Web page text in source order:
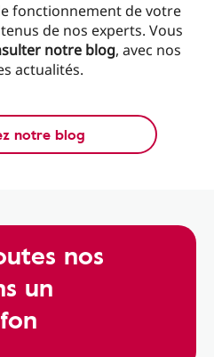
fonctionnement de votre
de nos experts. Vous
notre blog, avec nos
actualités.
notre blog
nos
un